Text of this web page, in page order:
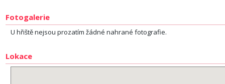
Fotogalerie
U hřiště nejsou prozatím žádné nahrané fotografie.
Lokace